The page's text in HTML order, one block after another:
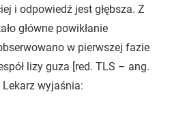
i odpowiedź jest głębsza. Z
główne powikłanie
w pierwszej fazie
lizy guza [red. TLS – ang.
Lekarz wyjaśnia: